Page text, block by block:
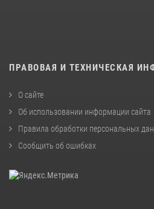
ПРАВОВАЯ И ТЕХНИЧЕСКАЯ
О сайте
Об использовании информации сайта
Правила обработки персональных
Сообщить об ошибках